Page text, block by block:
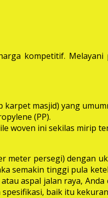
kompetitif.
masjid) yang
(PP).
woven ini sekilas mirip
persegi) dengan
semakin tinggi pula
aspal jalan raya,
baik itu